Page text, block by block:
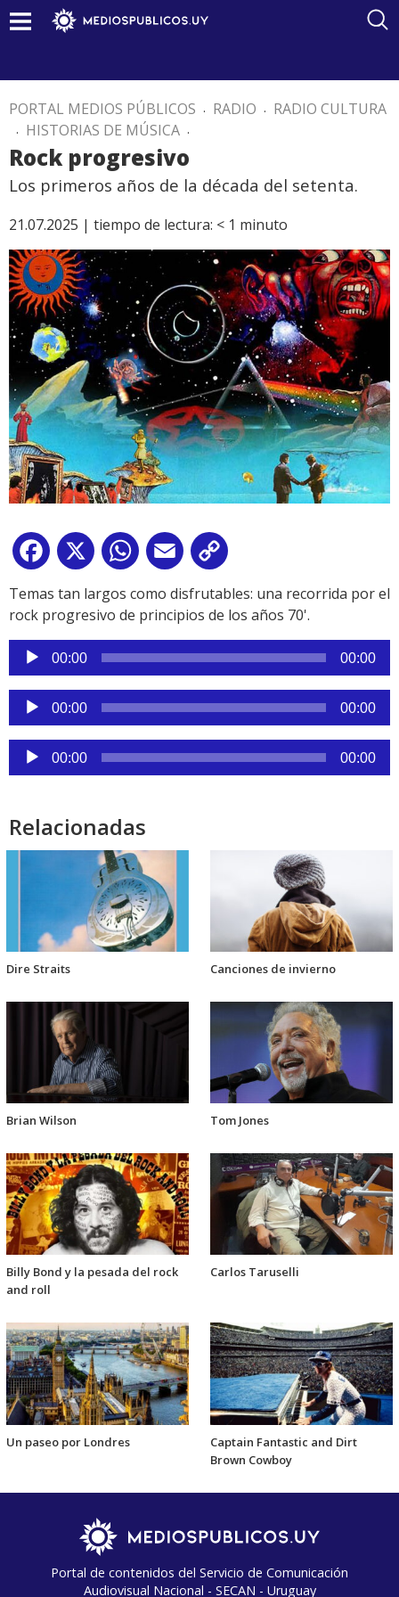
PORTAL MEDIOS PÚBLICOS . RADIO . RADIO CULTURA
. HISTORIAS DE MÚSICA .
Rock progresivo
Los primeros años de la década del setenta.
21.07.2025 | tiempo de lectura: < 1 minuto
Facebook
X WhatsApp
Email
Link
Temas tan largos como disfrutables: una recorrida por el
rock progresivo de principios de los años 70'.
Reproductor
de
audio
00:00 00:00
Reproductor
de
audio
00:00 00:00
Reproductor
de
00:00 00:00
Relacionadas
Dire Straits Canciones de invierno
Brian Wilson Tom Jones
Billy Bond y la pesada del rock
and roll
Carlos Taruselli
Un paseo por Londres
Captain Fantastic and Dirt
Brown Cowboy
Portal de contenidos del Servicio de Comunicación
Audiovisual Nacional - SECAN - Uruguay